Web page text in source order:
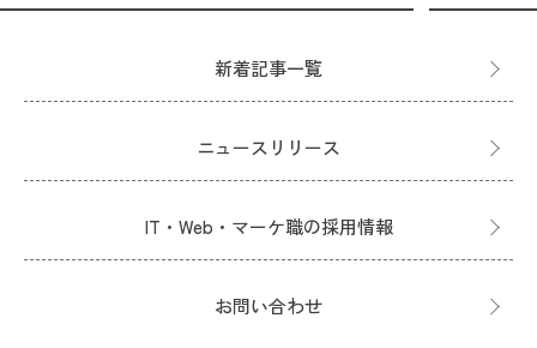
新着記事一覧
ニュースリリース
IT・Web・マーケ職の採用情報
お問い合わせ